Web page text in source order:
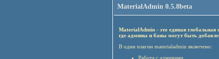
MaterialAdmin 0.5.8beta
MaterialAdmin - это единая глобальная
где админы и баны могут быть
В один плагин materialadmin включено:
Работа с админами